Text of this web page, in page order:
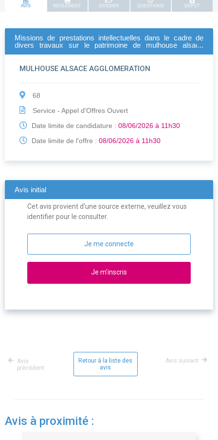
AVIS REGLEMENT DOSSIER QUESTIONS DEPOT
Missions de prestations intellectuelles dans le cadre de
divers travaux sur le patrimoine de mulhouse alsace
MULHOUSE ALSACE AGGLOMERATION
68
Service - Appel d'Offres Ouvert
Date limite de candidature : 08/06/2026 à 11h30
Date limite de l'offre : 08/06/2026 à 11h30
Avis initial
Cet avis provient d'une source externe, veuillez vous
identifier pour le consulter.
Je me connecte
Je m'inscris
Avis
précédent
Retour à la liste des
avis
Avis suivant
Avis à proximité :